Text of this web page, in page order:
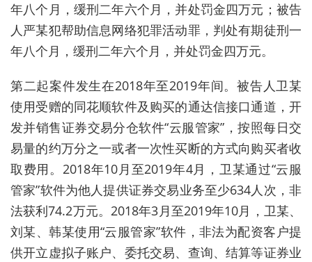
年八个月，缓刑二年六个月，并处罚金四万元；被告
人严某犯帮助信息网络犯罪活动罪，判处有期徒刑一
年八个月，缓刑二年六个月，并处罚金四万元。
第二起案件发生在2018年至2019年间。被告人卫某
使用受赠的同花顺软件及购买的通达信接口通道，开
发并销售证券交易分仓软件“云服管家”，按照每日交
易量的约万分之一或者一次性买断的方式向购买者收
取费用。2018年10月至2019年4月，卫某通过“云服
管家”软件为他人提供证券交易业务至少634人次，非
法获利74.2万元。2018年3月至2019年10月，卫某、
刘某、韩某使用“云服管家”软件，非法为配资客户提
供开立虚拟子账户、委托交易、查询、结算等证券业